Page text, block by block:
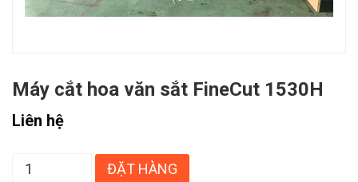
Máy cắt hoa văn sắt FineCut 1530H
Liên hệ
ĐẶT HÀNG